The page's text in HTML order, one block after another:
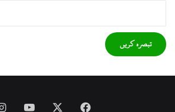
Facebook